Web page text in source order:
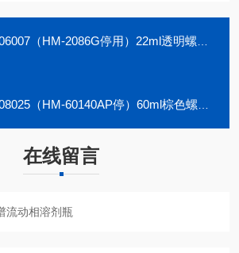
（HM-2086G停用）22ml透明螺纹样品瓶22.5MM*86MM*20MM
（HM-60140AP停）60ml棕色螺纹样品瓶30*125mm标准溶液储存瓶
在线留言